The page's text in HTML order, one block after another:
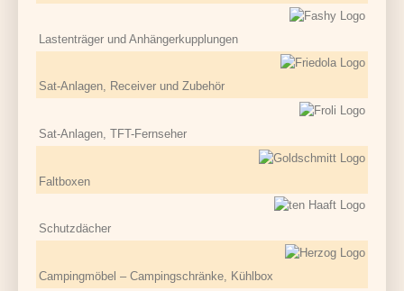
Lastenträger und Anhängerkupplungen
Sat-Anlagen, Receiver und Zubehör
Sat-Anlagen, TFT-Fernseher
Faltboxen
Schutzdächer
Campingmöbel – Campingschränke, Kühlbox